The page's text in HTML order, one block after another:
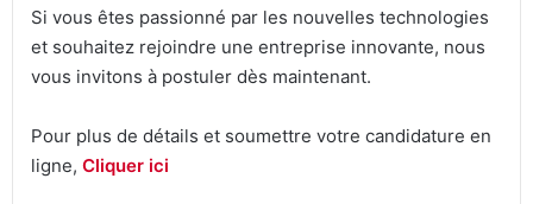
Si vous êtes passionné par les nouvelles technologies
et souhaitez rejoindre une entreprise innovante, nous
vous invitons à postuler dès maintenant.
Pour plus de détails et soumettre votre candidature en
ligne, Cliquer ici